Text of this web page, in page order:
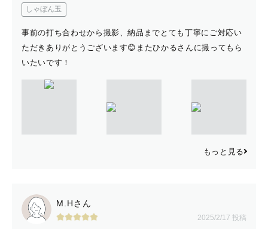
しゃぼん玉
事前の打ち合わせから撮影、納品までとても丁寧にご対応い
ただきありがとうございます😊またひかるさんに撮ってもら
いたいです！
もっと見る
M.Hさん
2025/2/17 投稿